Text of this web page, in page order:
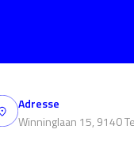
Adresse
Winninglaan 15, 9140